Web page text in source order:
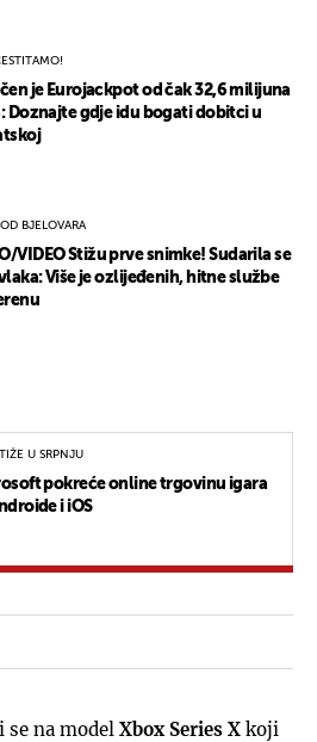
je Eurojackpot od čak 32,6 milijuna
Doznajte gdje idu bogati dobitci u
BJELOVARA
VIDEO Stižu prve snimke! Sudarila se
Više je ozlijeđenih, hitne službe
U SRPNJU
pokreće online trgovinu igara
i iOS
na model Xbox Series X koji